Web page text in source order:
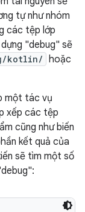
tự như nhóm
các tệp lớp
"debug" sẽ
kotlin/ hoặc
một tác vụ
xếp các tệp
cũng như biến
kết quả của
sẽ tìm một số